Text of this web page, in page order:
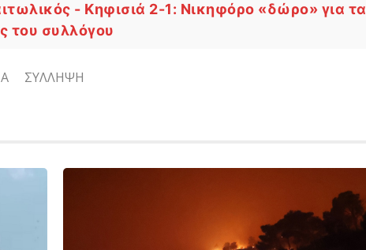
- Κηφισιά 2-1: Νικηφόρο «δώρο» για τα
του συλλόγου
ΣΥΛΛΗΨΗ